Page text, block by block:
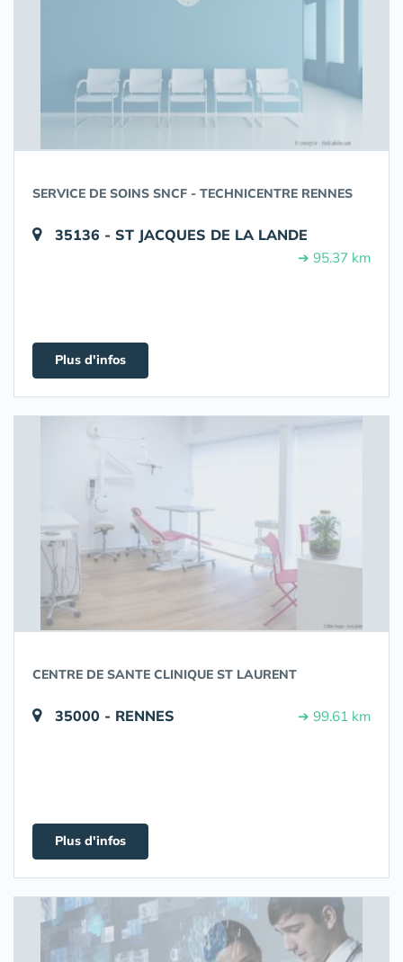
SERVICE DE SOINS SNCF - TECHNICENTRE RENNES
35136 - ST JACQUES DE LA LANDE
➔ 95.37 km
Plus d'infos
CENTRE DE SANTE CLINIQUE ST LAURENT
35000 - RENNES ➔ 99.61 km
Plus d'infos